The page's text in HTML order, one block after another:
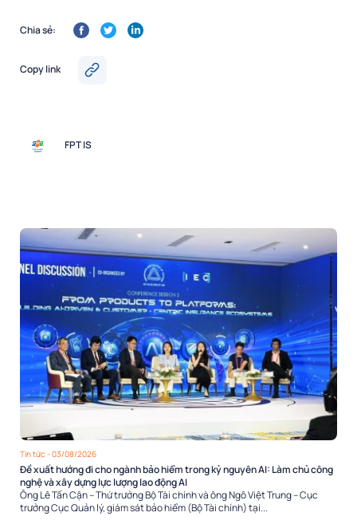
Chia sẻ:
Copy link
FPT IS
Tin tức - 03/08/2026
Đề xuất hướng đi cho ngành bảo hiểm trong kỷ nguyên AI: Làm chủ công
nghệ và xây dựng lực lượng lao động AI
Ông Lê Tấn Cận – Thứ trưởng Bộ Tài chính và ông Ngô Việt Trung – Cục
trưởng Cục Quản lý, giám sát bảo hiểm (Bộ Tài chính) tại...